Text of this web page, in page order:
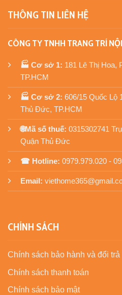
THÔNG TIN LIÊN HỆ
CÔNG TY TNHH TRANG TRÍ
🏭 Cơ sở 1: 181 Lê Thị Hoa,
TP.HCM
🏭 Cơ sở 2: 606/15 Quốc Lộ
Thủ Đức, TP.HCM
🌐Mã số thuế: 0315302741
Quận Thủ Đức
☎ Hotline: 0979.979.020 -
Email:
CHÍNH SÁCH
Chính sách bảo hành và đổi trả
Chính sách thanh toán
Chính sách bảo mật